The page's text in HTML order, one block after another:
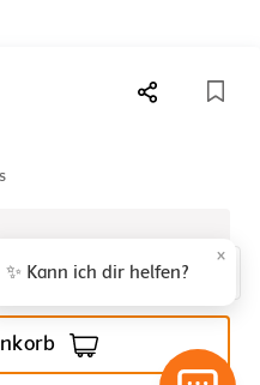
Schulbuch GmbH & Co. KG,
✨ Kann ich dir helfen?
×